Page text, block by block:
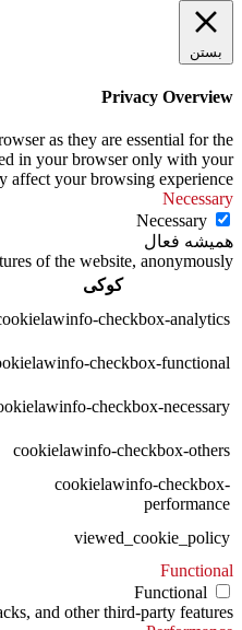
بستن
Privacy Overview
as they are essential for the
in your browser only with your
affect your browsing experience.
Necessary
Necessary
همیشه فعال
of the website, anonymously.
کوکی
checkbox-analytics
checkbox-functional
checkbox-necessary
cookielawinfo-checkbox-others
cookielawinfo-checkbox-
performance
viewed_cookie_policy
Functional
Functional
and other third-party features.